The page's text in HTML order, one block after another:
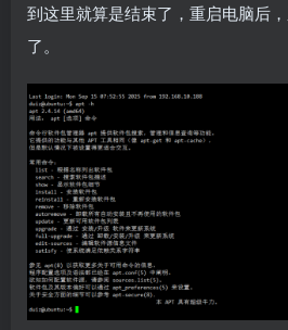
到这里就算是结束了，重启电脑后
了。